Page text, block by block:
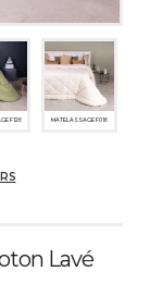
F126 MATELASSAGE F016
Lavé